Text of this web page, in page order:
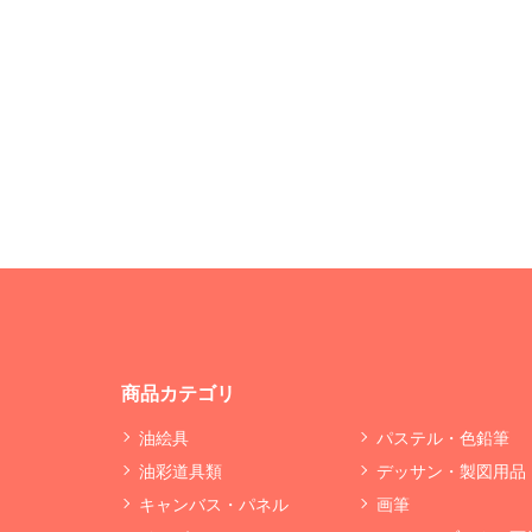
商品カテゴリ
油絵具
油彩道具類
キャンバス・パネル
パステル・色鉛筆
デッサン・製図用品
画筆